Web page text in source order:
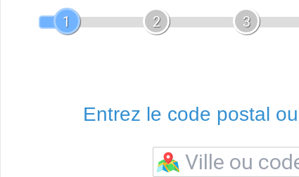
1
2 3
Entrez le code postal